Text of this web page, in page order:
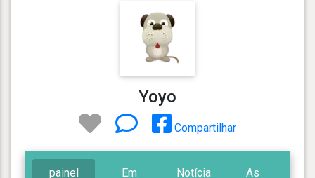
Yoyo
Compartilhar
painel
Em
Notícia
As